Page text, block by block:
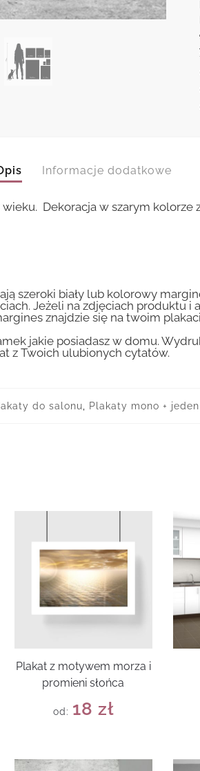
Informacje dodatkowe
Dekoracja w szarym
szeroki biały lub kolorowy
Jeżeli na zdjęciach produktu i
znajdzie się na twoim
jakie posiadasz w domu.
z Twoich ulubionych cytatów.
do salonu Plakaty mono +
Plakat z motywem morza i
promieni słońca
od: 18 zł